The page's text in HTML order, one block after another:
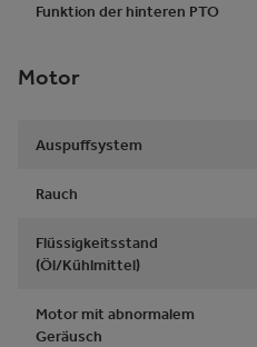
Funktion der hinteren PTO
Motor
Auspuffsystem
Rauch
Flüssigkeitsstand
(Öl/Kühlmittel)
Motor mit abnormalem
Geräusch